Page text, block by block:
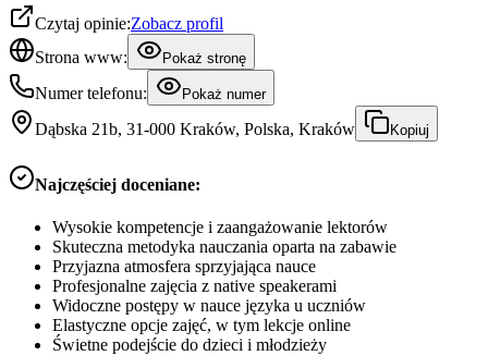
Czytaj opinie:Zobacz profil
Strona www:
Pokaż stronę
Numer telefonu: Pokaż numer
Dąbska 21b, 31-000 Kraków, Polska, Kraków Kopiuj
Najczęściej doceniane:
Wysokie kompetencje i zaangażowanie lektorów
Skuteczna metodyka nauczania oparta na zabawie
Przyjazna atmosfera sprzyjająca nauce
Profesjonalne zajęcia z native speakerami
Widoczne postępy w nauce języka u uczniów
Elastyczne opcje zajęć, w tym lekcje online
Świetne podejście do dzieci i młodzieży